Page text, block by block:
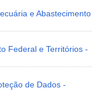
e Abastecimento
Federal e Territórios -
de Dados -